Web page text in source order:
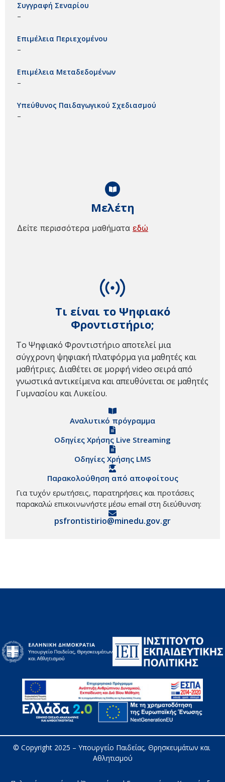
Τι είναι το Ψηφιακό
Φροντιστήριο;
Το Ψηφιακό Φροντιστήριο αποτελεί μια
σύγχρονη ψηφιακή πλατφόρμα για μαθητές και
μαθήτριες. Διαθέτει σε μορφή video σειρά από
γνωστικά αντικείμενα και απευθύνεται σε μαθητές
Γυμνασίου και Λυκείου.
Αναλυτικό πρόγραμμα
Οδηγίες Χρήσης Live Streaming
Οδηγίες Χρήσης LMS
Παρακολούθηση από αποφοίτους
Για τυχόν ερωτήσεις, παρατηρήσεις και προτάσεις
παρακαλώ επικοινωνήστε μέσω email στη διεύθυνση:
psfrontistirio@minedu.gov.gr
Μελέτη
Δείτε περισσότερα μαθήματα εδώ
Συγγραφή Σεναρίου
–
Επιμέλεια Περιεχομένου
–
Επιμέλεια Μεταδεδομένων
–
Υπεύθυνος Παιδαγωγικού Σχεδιασμού
–
© Copyright 2025 – Υπουργείο Παιδείας, Θρησκευμάτων και
Αθλητισμού